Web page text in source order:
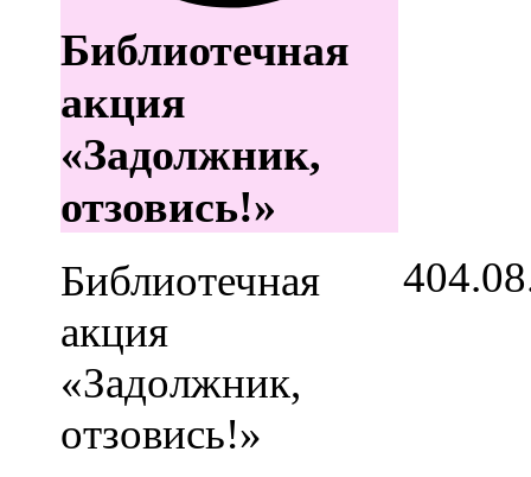
Библиотечная
акция
«Задолжник,
отзовись!»
Библиотечная
акция
«Задолжник,
отзовись!»
4